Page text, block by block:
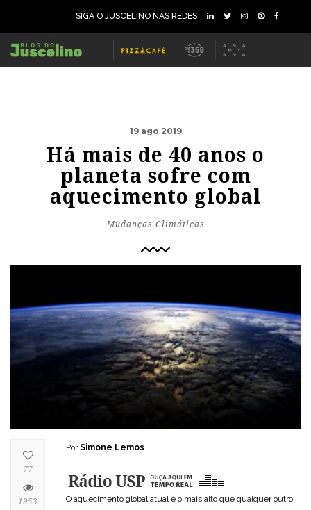
SIGA O JUSCELINO NAS REDES
19 ago 2019
Há mais de 40 anos o
planeta sofre com
aquecimento global
Mudanças Climáticas
PorSimone Lemos
O aquecimento global atual é o mais alto que qualquer outro
77
1953